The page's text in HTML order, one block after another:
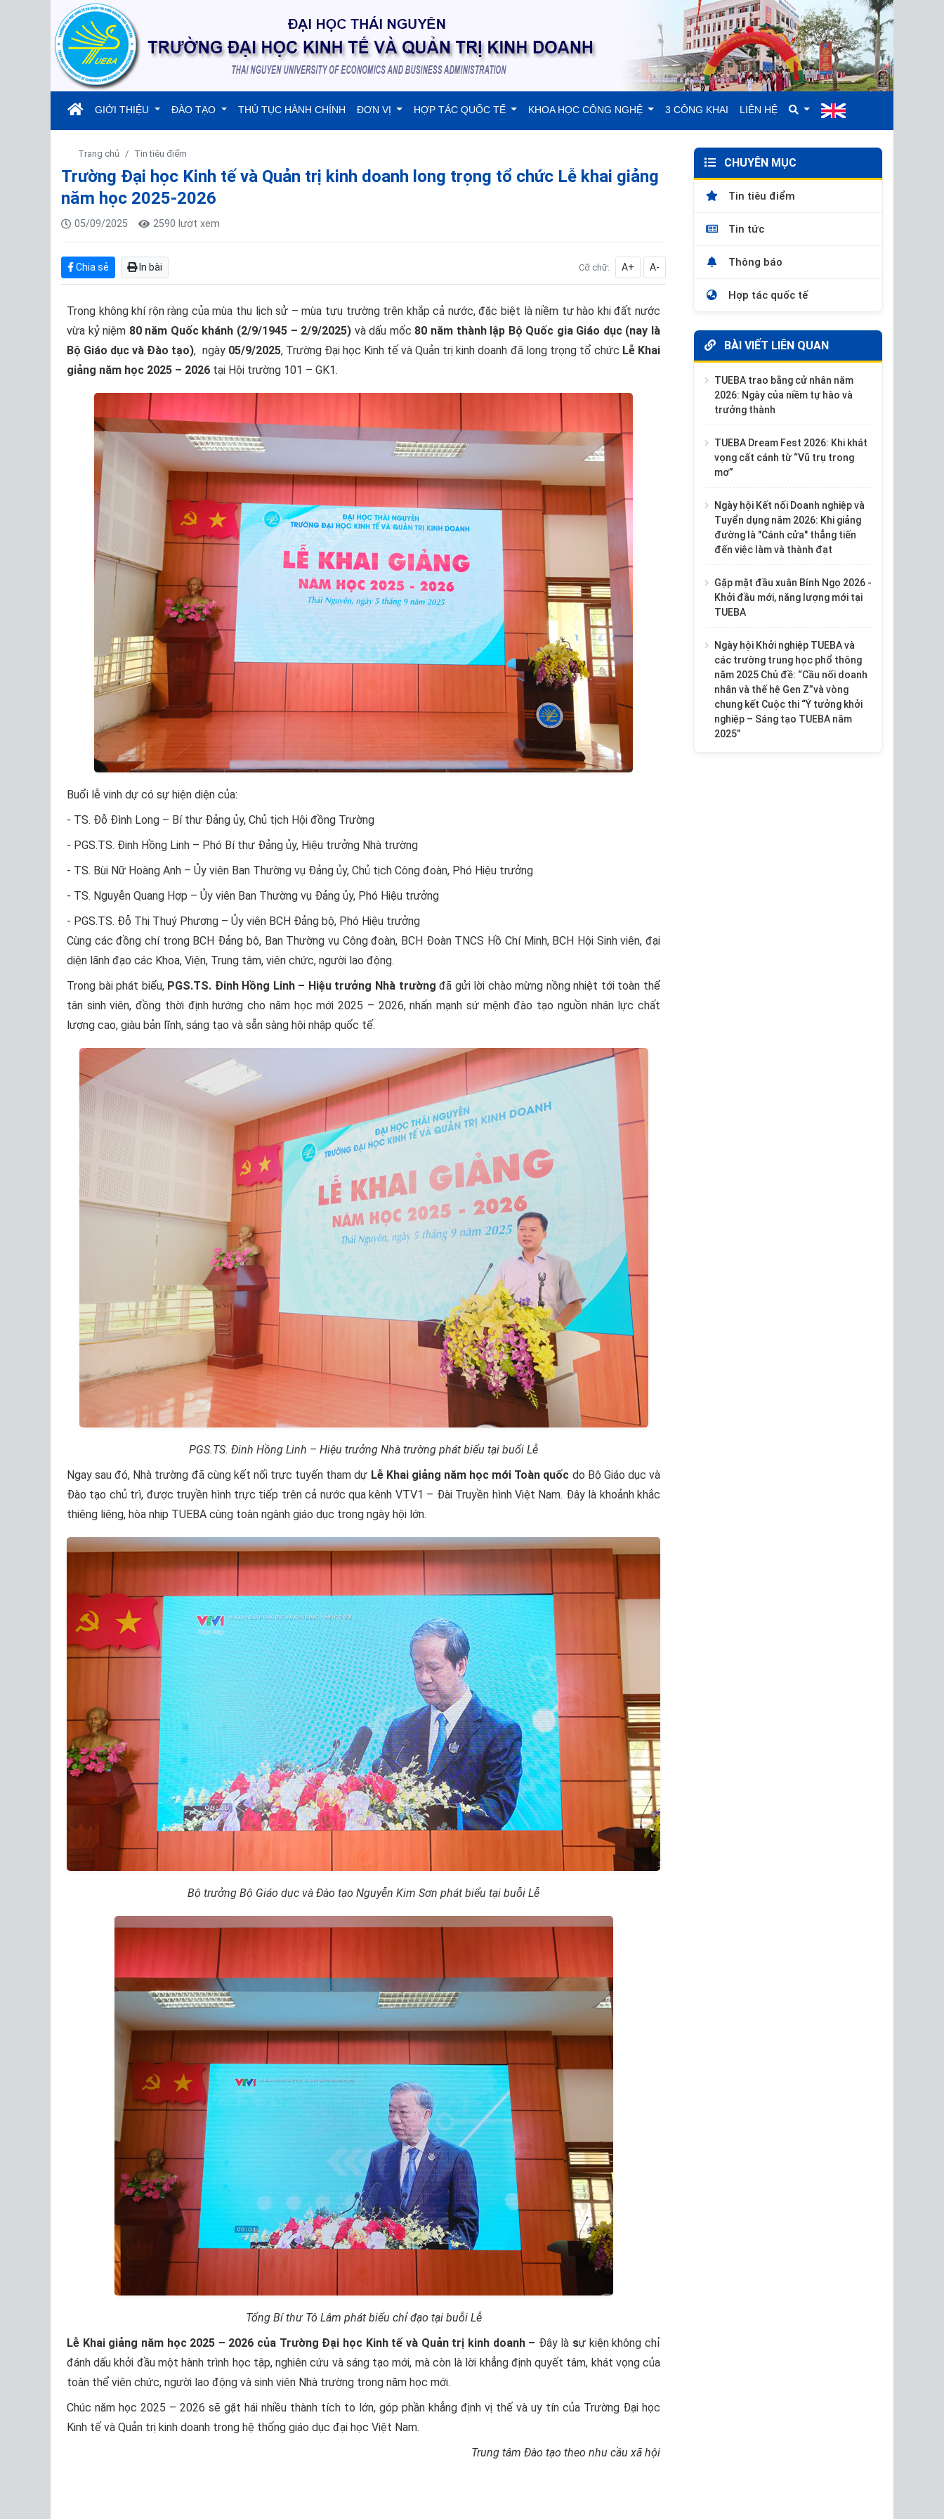
(current)
GIỚI THIỆU ĐÀO TẠO THỦ TỤC HÀNH CHÍNH ĐƠN VỊ HỢP TÁC QUỐC TẾ KHOA HỌC CÔNG NGHỆ 3 CÔNG KHAI LIÊN HỆ
Trang chủ Tin tiêu điểm
Trường Đại học Kinh tế và Quản trị kinh doanh long trọng tổ chức Lễ khai giảng
năm học 2025-2026
05/09/2025 2590 lượt xem
Chia sẻ In bài Cỡ chữ: A+ A-
Trong không khí rộn ràng của mùa thu lịch sử – mùa tựu trường trên khắp cả nước, đặc biệt là niềm tự hào khi đất nước
vừa kỷ niệm 80 năm Quốc khánh (2/9/1945 – 2/9/2025) và dấu mốc 80 năm thành lập Bộ Quốc gia Giáo dục (nay là
Bộ Giáo dục và Đào tạo), ngày 05/9/2025, Trường Đại học Kinh tế và Quản trị kinh doanh đã long trọng tổ chức Lễ Khai
giảng năm học 2025 – 2026 tại Hội trường 101 – GK1.
Buổi lễ vinh dự có sự hiện diện của:
- TS. Đỗ Đình Long – Bí thư Đảng ủy, Chủ tịch Hội đồng Trường
- PGS.TS. Đinh Hồng Linh – Phó Bí thư Đảng ủy, Hiệu trưởng Nhà trường
- TS. Bùi Nữ Hoàng Anh – Ủy viên Ban Thường vụ Đảng ủy, Chủ tịch Công đoàn, Phó Hiệu trưởng
- TS. Nguyễn Quang Hợp – Ủy viên Ban Thường vụ Đảng ủy, Phó Hiệu trưởng
- PGS.TS. Đỗ Thị Thuý Phương – Ủy viên BCH Đảng bộ, Phó Hiệu trưởng
Cùng các đồng chí trong BCH Đảng bộ, Ban Thường vụ Công đoàn, BCH Đoàn TNCS Hồ Chí Minh, BCH Hội Sinh viên, đại
diện lãnh đạo các Khoa, Viện, Trung tâm, viên chức, người lao động.
Trong bài phát biểu, PGS.TS. Đinh Hồng Linh – Hiệu trưởng Nhà trường đã gửi lời chào mừng nồng nhiệt tới toàn thể
tân sinh viên, đồng thời định hướng cho năm học mới 2025 – 2026, nhấn mạnh sứ mệnh đào tạo nguồn nhân lực chất
lượng cao, giàu bản lĩnh, sáng tạo và sẵn sàng hội nhập quốc tế.
PGS.TS. Đinh Hồng Linh – Hiệu trưởng Nhà trường phát biểu tại buổi Lễ
Ngay sau đó, Nhà trường đã cùng kết nối trực tuyến tham dự Lễ Khai giảng năm học mới Toàn quốc do Bộ Giáo dục và
Đào tạo chủ trì, được truyền hình trực tiếp trên cả nước qua kênh VTV1 – Đài Truyền hình Việt Nam. Đây là khoảnh khắc
thiêng liêng, hòa nhịp TUEBA cùng toàn ngành giáo dục trong ngày hội lớn.
Bộ trưởng Bộ Giáo dục và Đào tạo Nguyễn Kim Sơn phát biểu tại buỗi Lễ
Tổng Bí thư Tô Lâm phát biểu chỉ đạo tại buỗi Lễ
Lễ Khai giảng năm học 2025 – 2026 của Trường Đại học Kinh tế và Quản trị kinh doanh – Đây là sự kiện không chỉ
đánh dấu khởi đầu một hành trình học tập, nghiên cứu và sáng tạo mới, mà còn là lời khẳng định quyết tâm, khát vọng của
toàn thể viên chức, người lao động và sinh viên Nhà trường trong năm học mới.
Chúc năm học 2025 – 2026 sẽ gặt hái nhiều thành tích to lớn, góp phần khẳng định vị thế và uy tín của Trường Đại học
Kinh tế và Quản trị kinh doanh trong hệ thống giáo dục đại học Việt Nam.
Trung tâm Đào tạo theo nhu cầu xã hội
CHUYÊN MỤC
Tin tiêu điểm
Tin tức
Thông báo
Hợp tác quốc tế
BÀI VIẾT LIÊN QUAN
TUEBA trao bằng cử nhân năm
2026: Ngày của niềm tự hào và
trưởng thành
TUEBA Dream Fest 2026: Khi khát
vọng cất cánh từ “Vũ trụ trong
mơ”
Ngày hội Kết nối Doanh nghiệp và
Tuyển dụng năm 2026: Khi giảng
đường là "Cánh cửa" thẳng tiến
đến việc làm và thành đạt
Gặp mặt đầu xuân Bính Ngọ 2026 -
Khởi đầu mới, năng lượng mới tại
TUEBA
Ngày hội Khởi nghiệp TUEBA và
các trường trung học phổ thông
năm 2025 Chủ đề: “Cầu nối doanh
nhân và thế hệ Gen Z”và vòng
chung kết Cuộc thi “Ý tưởng khởi
nghiệp – Sáng tạo TUEBA năm
2025”